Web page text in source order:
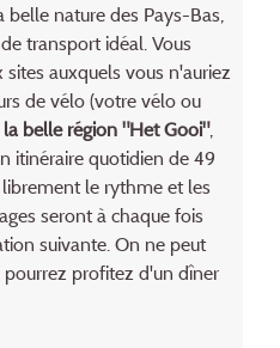
belle nature des Pays-Bas,
transport idéal. Vous
auxquels vous n'auriez
de vélo (votre vélo ou
la belle région "Het Gooi",
itinéraire quotidien de 49
le rythme et les
seront à chaque fois
suivante. On ne peut
pourrez profitez d'un dîner